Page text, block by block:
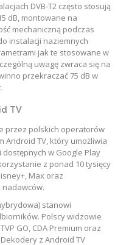
DVB-T2 często stosują
dB, montowane na
mechaniczną podczas
instalacji naziemnych
jak te stosowane w
uwagę zwraca się na
przekraczać 75 dB w
TV
przez polskich operatorów
Android TV, który umożliwia
w Google Play
z ponad 10 tysięcy
Max oraz
stanowi
Polscy widzowie
GO, CDA Premium oraz
z Android TV